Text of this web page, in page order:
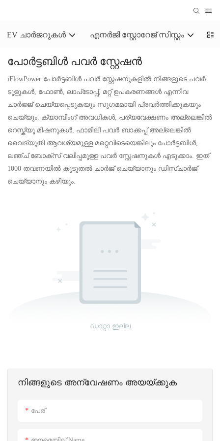
EV ചാർജറുകൾ എനർജി സ്റ്റോറേജ് സിസ്റ്റം
പോർട്ടബിൾ പവർ സ്റ്റേഷൻ
iFlowPower പോർട്ടബിൾ പവർ സ്റ്റേഷനുകളിൽ നിങ്ങളുടെ പവർ
ടൂളുകൾ, ഫോൺ, ലാപ്‌ടോപ്പ്, മറ്റ് ഉപകരണങ്ങൾ എന്നിവ
ചാർജ്ജ് ചെയ്യപ്പെടുകയും സുഗമമായി പ്രവർത്തിക്കുകയും
ചെയ്യും. ക്യാമ്പിംഗ് അവധികൾ, പര്യവേക്ഷണം അല്ലെങ്കിൽ
റെസ്ക്യൂ മിഷനുകൾ, ഫാമിലി പവർ ബാക്കപ്പ് അല്ലെങ്കിൽ
വൈദ്യുതി ആവശ്യമുള്ള മറ്റെവിടെയെങ്കിലും പോർട്ടബിൾ,
ലഞ്ച് ബോക്സ് വലിപ്പമുള്ള പവർ സ്റ്റേഷനുകൾ എടുക്കാം. ഇത്
1000 തവണയിൽ കൂടുതൽ ചാർജ് ചെയ്യാനും ഡിസ്ചാർജ്
ചെയ്യാനും കഴിയും.
നിങ്ങളുടെ അന്വേഷണം അയയ്ക്കുക
പേര്
ഡാറ്റാ ഇല്ല